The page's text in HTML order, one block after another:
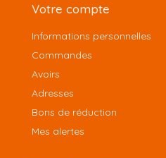
Votre compte
Informations personnelles
Commandes
Avoirs
Adresses
Bons de réduction
Mes alertes